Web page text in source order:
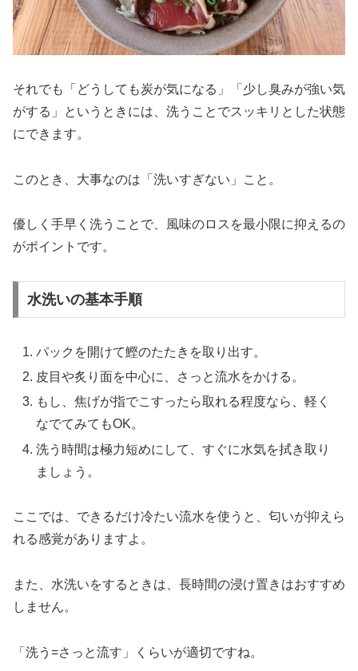
それでも「どうしても炭が気になる」「少し臭みが強い気
がする」というときには、洗うことでスッキリとした状態
にできます。
このとき、大事なのは「洗いすぎない」こと。
優しく手早く洗うことで、風味のロスを最小限に抑えるの
がポイントです。
水洗いの基本手順
パックを開けて鰹のたたきを取り出す。
皮目や炙り面を中心に、さっと流水をかける。
もし、焦げが指でこすったら取れる程度なら、軽く
なでてみてもOK。
洗う時間は極力短めにして、すぐに水気を拭き取り
ましょう。
ここでは、できるだけ冷たい流水を使うと、匂いが抑えら
れる感覚がありますよ。
また、水洗いをするときは、長時間の浸け置きはおすすめ
しません。
「洗う=さっと流す」くらいが適切ですね。